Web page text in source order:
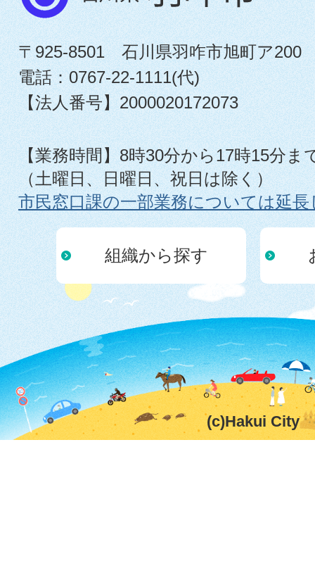
〒925-8501 石川県羽咋市旭町ア200
電話：0767-22-1111(代)
【法人番号】2000020172073
【業務時間】8時30分から17時15分ま
（土曜日、日曜日、祝日は除く）
市民窓口課の一部業務については延
組織から探す
(c)Hakui City